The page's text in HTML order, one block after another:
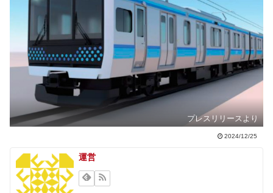
プレスリリースより
2024/12/25
運営